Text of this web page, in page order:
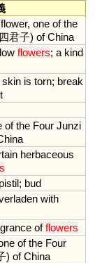
flower, one of the
君子) of China
flowers; a kind
skin is torn; break
of the Four Junzi
herbaceous
pistil; bud
with
of flowers
of the Four
) of China